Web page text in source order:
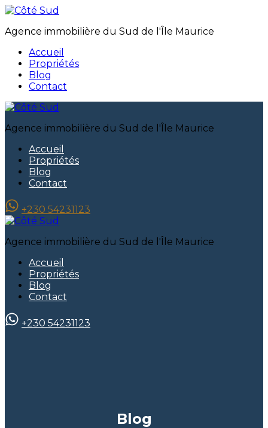
Agence immobilière du Sud de l'Île Maurice
Accueil
Propriétés
Blog
Contact
Agence immobilière du Sud de l'Île Maurice
Accueil
Propriétés
Blog
Contact
+230 54231123
Agence immobilière du Sud de l'Île Maurice
Accueil
Propriétés
Blog
Contact
+230 54231123
Blog